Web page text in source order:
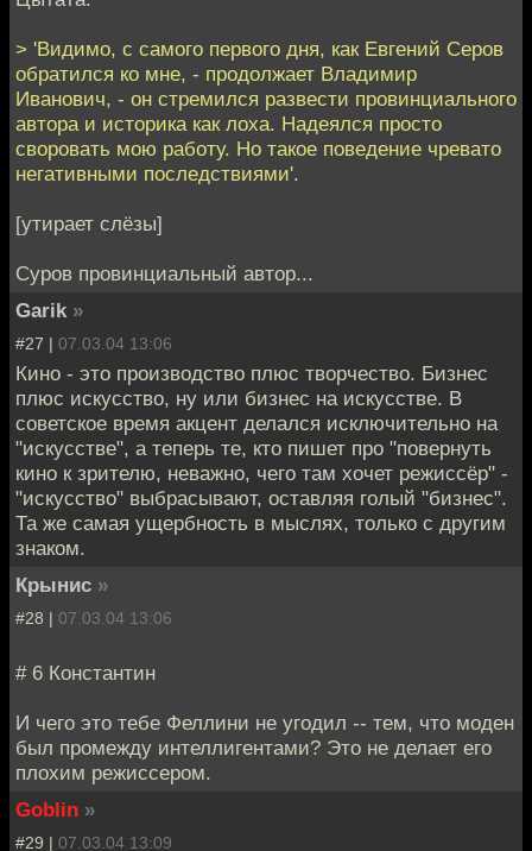
> 'Видимо, с самого первого дня, как Евгений Серов
обратился ко мне, - продолжает Владимир
Иванович, - он стремился развести провинциального
автора и историка как лоха. Надеялся просто
своровать мою работу. Но такое поведение чревато
негативными последствиями'.
[утирает слёзы]
Суров провинциальный автор...
Garik »
#27 | 07.03.04 13:06
Кино - это производство плюс творчество. Бизнес
плюс искусство, ну или бизнес на искусстве. В
советское время акцент делался исключительно на
"искусстве", а теперь те, кто пишет про "повернуть
кино к зрителю, неважно, чего там хочет режиссёр" -
"искусство" выбрасывают, оставляя голый "бизнес".
Та же самая ущербность в мыслях, только с другим
знаком.
Крынис »
#28 | 07.03.04 13:06
# 6 Константин
И чего это тебе Феллини не угодил -- тем, что моден
был промежду интеллигентами? Это не делает его
плохим режиссером.
Goblin »
#29 | 07.03.04 13:09